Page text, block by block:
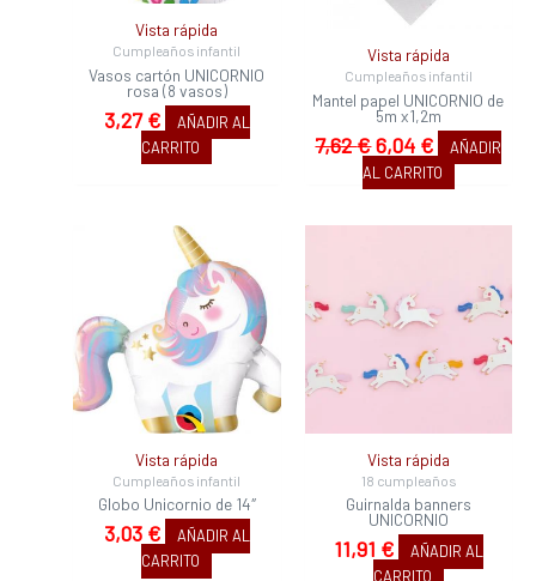
Vista rápida
Cumpleaños infantil
Vasos cartón UNICORNIO
rosa (8 vasos)
3,27€
AÑADIR AL
CARRITO
Vista rápida
Cumpleaños infantil
Mantel papel UNICORNIO de
5m x1,2m
7,62€6,04 €
AÑADIR
AL CARRITO
Vista rápida
Cumpleaños infantil
Globo Unicornio de 14″
3,03 €
AÑADIR AL
CARRITO
Vista rápida
18 cumpleaños
Guirnalda banners
UNICORNIO
11,91 €
AÑADIR AL
CARRITO